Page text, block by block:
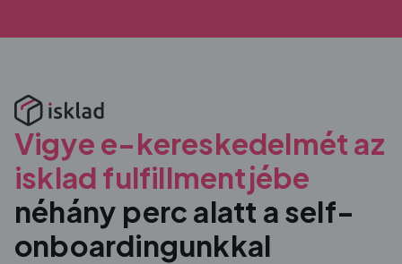
Vigye e-kereskedelmét az
isklad fulfillmentjébe
néhány perc alatt a self-
onboardingunkkal